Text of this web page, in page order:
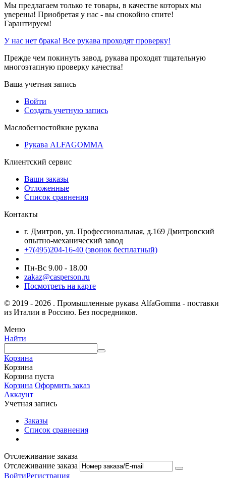
Мы предлагаем только те товары, в качестве которых мы
уверены! Приобретая у нас - вы спокойно спите!
Гарантируем!
У нас нет брака! Все рукава проходят проверку!
Прежде чем покинуть завод, рукава проходят тщательную
многоэтапную проверку качества!
Ваша учетная запись
Войти
Создать учетную запись
Маслобензостойкие рукава
Рукава ALFAGOMMA
Клиентский сервис
Ваши заказы
Отложенные
Список сравнения
Контакты
г. Дмитров, ул. Профессиональная, д.169 Дмитровский
опытно-механический завод
+7(495)204-16-40 (звонок бесплатный)
Пн-Вс 9.00 - 18.00
zakaz@casperson.ru
Посмотреть на карте
© 2019 - 2026 . Промышленные рукава AlfaGomma - поставки
из Италии в Россию. Без посредников.
Меню
Найти
Корзина
Корзина
Корзина пуста
Корзина Оформить заказ
Аккаунт
Учетная запись
Заказы
Список сравнения
Отслеживание заказа
Отслеживание заказа
ВойтиРегистрация